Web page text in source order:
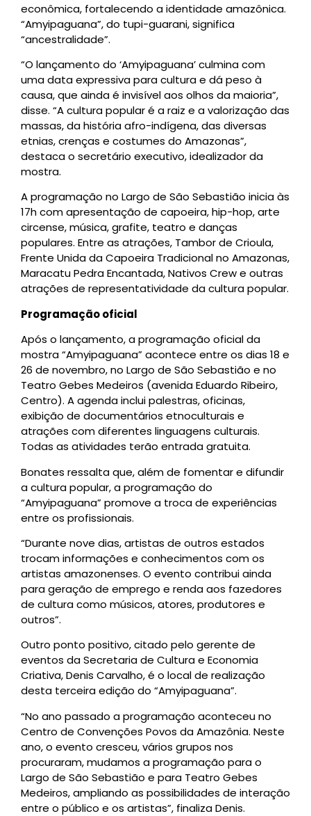
econômica, fortalecendo a identidade amazônica.
“Amyipaguana”, do tupi-guarani, significa
“ancestralidade”.
“O lançamento do ‘Amyipaguana’ culmina com
uma data expressiva para cultura e dá peso à
causa, que ainda é invisível aos olhos da maioria”,
disse. “A cultura popular é a raiz e a valorização das
massas, da história afro-indígena, das diversas
etnias, crenças e costumes do Amazonas”,
destaca o secretário executivo, idealizador da
mostra.
A programação no Largo de São Sebastião inicia às
17h com apresentação de capoeira, hip-hop, arte
circense, música, grafite, teatro e danças
populares. Entre as atrações, Tambor de Crioula,
Frente Unida da Capoeira Tradicional no Amazonas,
Maracatu Pedra Encantada, Nativos Crew e outras
atrações de representatividade da cultura popular.
Programação oficial
Após o lançamento, a programação oficial da
mostra “Amyipaguana” acontece entre os dias 18 e
26 de novembro, no Largo de São Sebastião e no
Teatro Gebes Medeiros (avenida Eduardo Ribeiro,
Centro). A agenda inclui palestras, oficinas,
exibição de documentários etnoculturais e
atrações com diferentes linguagens culturais.
Todas as atividades terão entrada gratuita.
Bonates ressalta que, além de fomentar e difundir
a cultura popular, a programação do
“Amyipaguana” promove a troca de experiências
entre os profissionais.
“Durante nove dias, artistas de outros estados
trocam informações e conhecimentos com os
artistas amazonenses. O evento contribui ainda
para geração de emprego e renda aos fazedores
de cultura como músicos, atores, produtores e
outros”.
Outro ponto positivo, citado pelo gerente de
eventos da Secretaria de Cultura e Economia
Criativa, Denis Carvalho, é o local de realização
desta terceira edição do “Amyipaguana”.
“No ano passado a programação aconteceu no
Centro de Convenções Povos da Amazônia. Neste
ano, o evento cresceu, vários grupos nos
procuraram, mudamos a programação para o
Largo de São Sebastião e para Teatro Gebes
Medeiros, ampliando as possibilidades de interação
entre o público e os artistas”, finaliza Denis.